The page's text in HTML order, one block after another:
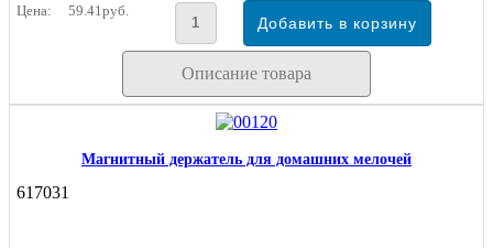
Цена: 59.41руб.
Описание товара
Магнитный держатель для домашних мелочей
617031